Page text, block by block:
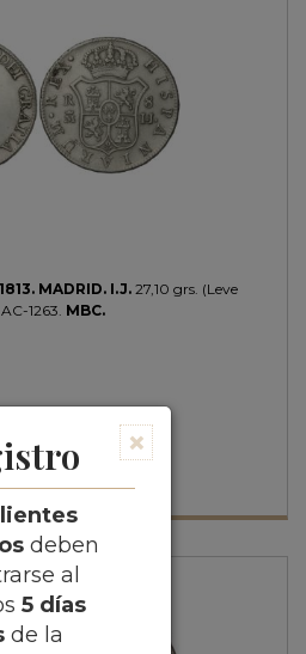
1813. MADRID. I.J. 27,10 grs. (Leve
AC-1263. MBC.
×
deben
al
5 días
de la